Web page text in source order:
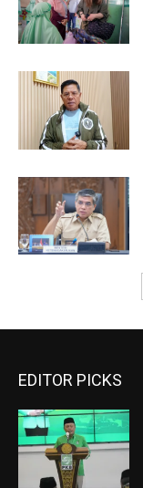
EDITOR PICKS